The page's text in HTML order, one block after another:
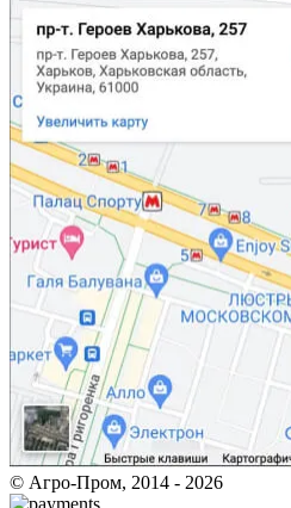
© Агро-Пром, 2014 - 2026